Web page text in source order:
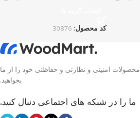
کد محصول: 30876
محصولات امنیتی و نظارتی و حفاظتی خود را از ما
بخواهید.
ما را در شبکه های اجتماعی دنبال کنید.